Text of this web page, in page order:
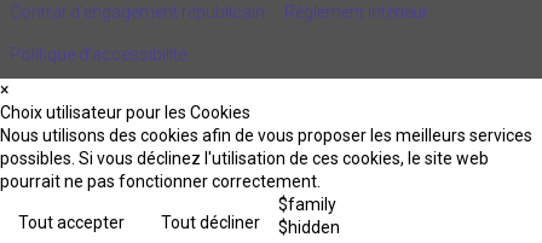
Contrat d'engagement républicain Règlement intérieur
Politique d’accessibilité
×
Choix utilisateur pour les Cookies
Nous utilisons des cookies afin de vous proposer les meilleurs services
possibles. Si vous déclinez l'utilisation de ces cookies, le site web
pourrait ne pas fonctionner correctement.
Tout accepter Tout décliner
$family
$hidden